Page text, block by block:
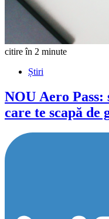
citire în 2 minute
Știri
NOU Aero
care te scapă